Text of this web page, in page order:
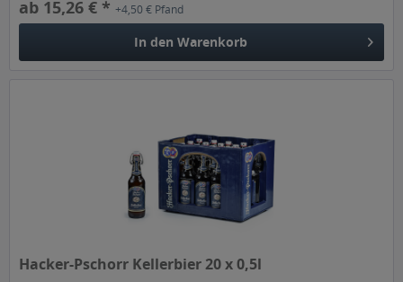
ab 15,26 € *+4,50 € Pfand
In den Warenkorb
Hacker-Pschorr Kellerbier 20 x 0,5l